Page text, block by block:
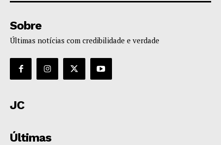
Sobre
Últimas notícias com credibilidade e verdade
JC
Últimas